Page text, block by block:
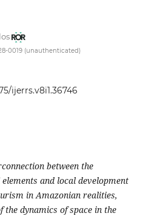
0019 (unauthenticated)
ijerrs.v8i1.36746
between the
and local development
in Amazonian realities,
the dynamics of space in the